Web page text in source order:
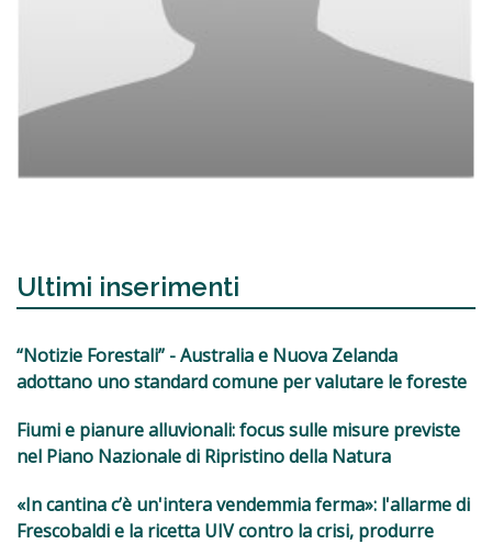
Ultimi inserimenti
“Notizie Forestali” - Australia e Nuova Zelanda
adottano uno standard comune per valutare le foreste
Fiumi e pianure alluvionali: focus sulle misure previste
nel Piano Nazionale di Ripristino della Natura
«In cantina c’è un'intera vendemmia ferma»: l'allarme di
Frescobaldi e la ricetta UIV contro la crisi, produrre